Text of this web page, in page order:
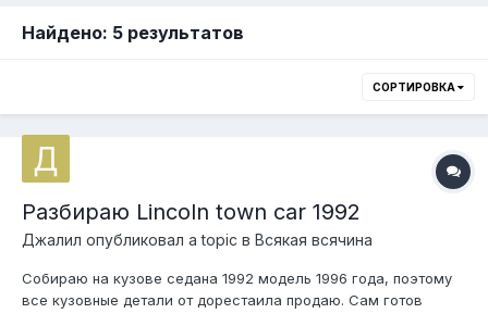
Найдено: 5 результатов
СОРТИРОВКА
Разбираю Lincoln town car 1992
Джалил опубликовал a topic в Всякая всячина
Собираю на кузове седана 1992 модель 1996 года, поэтому
все кузовные детали от дорестаила продаю. Сам готов